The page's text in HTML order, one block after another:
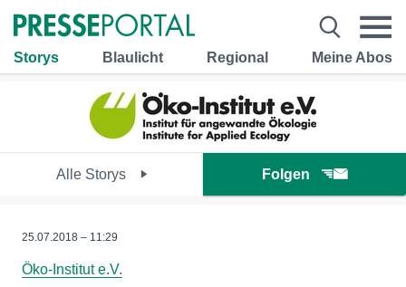
Storys Blaulicht Regional Meine Abos
Alle Storys Folgen
25.07.2018 – 11:29
Öko-Institut e.V.